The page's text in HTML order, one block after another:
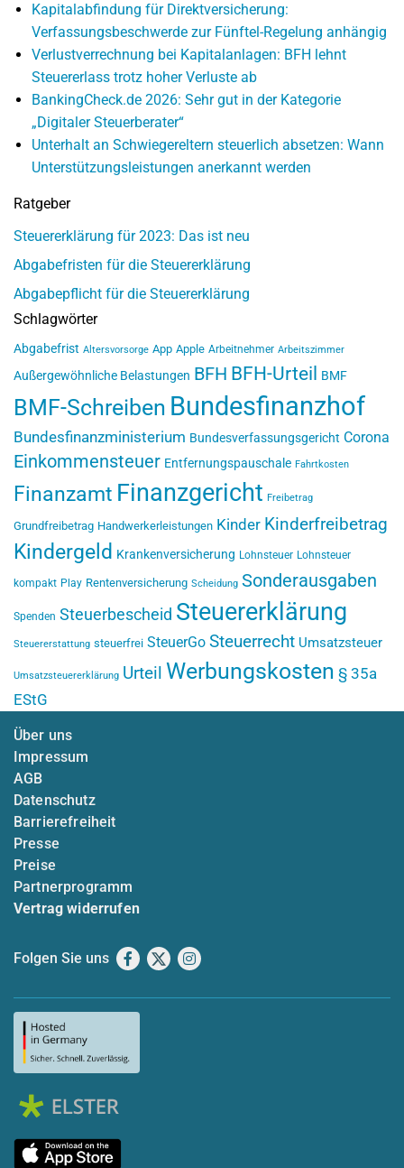
Kapitalabfindung für Direktversicherung:
Verfassungsbeschwerde zur Fünftel-Regelung anhängig
Verlustverrechnung bei Kapitalanlagen: BFH lehnt
Steuererlass trotz hoher Verluste ab
BankingCheck.de 2026: Sehr gut in der Kategorie
„Digitaler Steuerberater“
Unterhalt an Schwiegereltern steuerlich absetzen: Wann
Unterstützungsleistungen anerkannt werden
Ratgeber
Steuererklärung für 2023: Das ist neu
Abgabefristen für die Steuererklärung
Abgabepflicht für die Steuererklärung
Schlagwörter
Abgabefrist Altersvorsorge App Apple Arbeitnehmer Arbeitszimmer
Außergewöhnliche Belastungen BFH BFH-Urteil BMF
BMF-Schreiben Bundesfinanzhof
Bundesfinanzministerium Bundesverfassungsgericht Corona
Einkommensteuer Entfernungspauschale Fahrtkosten
Finanzamt Finanzgericht Freibetrag
Grundfreibetrag Handwerkerleistungen Kinder Kinderfreibetrag
Kindergeld Krankenversicherung Lohnsteuer Lohnsteuer
kompakt Play Rentenversicherung Scheidung Sonderausgaben
Spenden Steuerbescheid Steuererklärung
Steuererstattung steuerfrei SteuerGo Steuerrecht Umsatzsteuer
Umsatzsteuererklärung Urteil Werbungskosten § 35a
EStG
Über uns
Impressum
AGB
Datenschutz
Barrierefreiheit
Presse
Preise
Partnerprogramm
Vertrag widerrufen
Folgen Sie uns Facebook
X Instagram